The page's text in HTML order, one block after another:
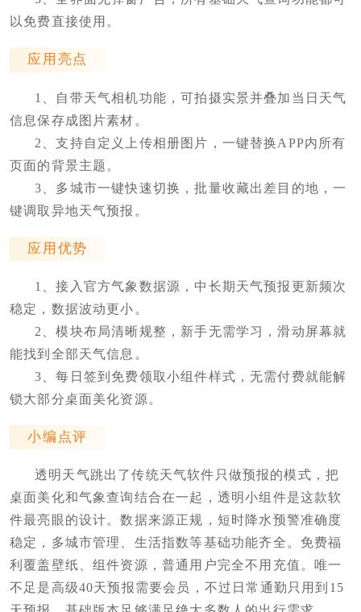
以免费直接使用。
应用亮点
1、自带天气相机功能，可拍摄实景并叠加当日天气
信息保存成图片素材。
2、支持自定义上传相册图片，一键替换APP内所有
页面的背景主题。
3、多城市一键快速切换，批量收藏出差目的地，一
键调取异地天气预报。
应用优势
1、接入官方气象数据源，中长期天气预报更新频次
稳定，数据波动更小。
2、模块布局清晰规整，新手无需学习，滑动屏幕就
能找到全部天气信息。
3、每日签到免费领取小组件样式，无需付费就能解
锁大部分桌面美化资源。
小编点评
透明天气跳出了传统天气软件只做预报的模式，把
桌面美化和气象查询结合在一起，透明小组件是这款软
件最亮眼的设计。数据来源正规，短时降水预警准确度
稳定，多城市管理、生活指数等基础功能齐全。免费福
利覆盖壁纸、组件资源，普通用户完全不用充值。唯一
不足是高级40天预报需要会员，不过日常通勤只用到15